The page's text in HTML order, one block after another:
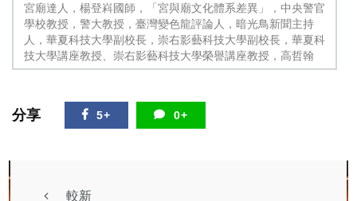
宮廟達人，楊登嵙國師，「宮與廟文化體系差異」，中央警官
學校教授，警大教授，臺灣變色龍評論人，暗光鳥新聞主持
人，華夏科技大學副校長，崇右影藝科技大學副校長，華夏科
技大學講座教授、崇右影藝科技大學榮譽講座教授，高哲翰
分享 5+ 0+
較新